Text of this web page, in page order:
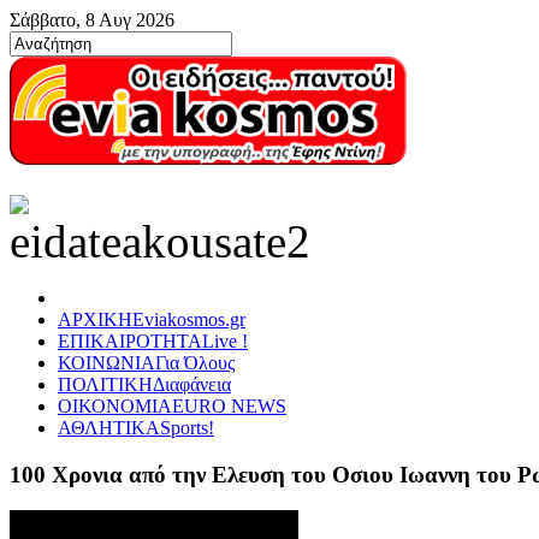
Σάββατο, 8 Αυγ 2026
ΑΡΧΙΚΗEviakosmos.gr
ΕΠΙΚΑΙΡΟΤΗΤΑLive !
ΚΟΙΝΩΝΙΑΓια Όλους
ΠΟΛΙΤΙΚΗΔιαφάνεια
ΟΙΚΟΝΟΜΙΑEURO NEWS
ΑΘΛΗΤΙΚΑSports!
100 Χρονια από την Ελευση του Οσιου Ιωαννη του